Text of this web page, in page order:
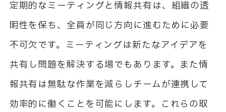
定期的なミーティングと情報共有は、組織の透
明性を保ち、全員が同じ方向に進むために必要
不可欠です。ミーティングは新たなアイデアを
共有し問題を解決する場でもあります。また情
報共有は無駄な作業を減らしチームが連携して
効率的に働くことを可能にします。これらの取